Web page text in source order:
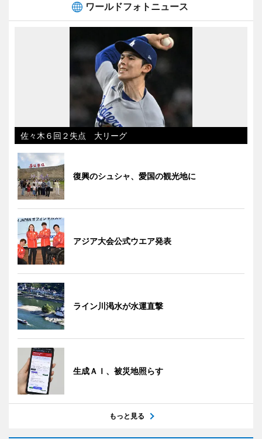
ワールドフォトニュース
佐々木６回２失点 大リーグ
復興のシュシャ、愛国の観光地に
アジア大会公式ウエア発表
ライン川渇水が水運直撃
生成ＡＩ、被災地照らす
もっと見る